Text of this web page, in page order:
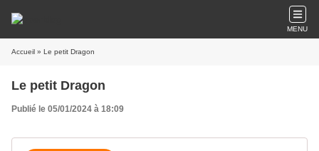
MENU
Accueil » Le petit Dragon
Le petit Dragon
Publié le 05/01/2024 à 18:09